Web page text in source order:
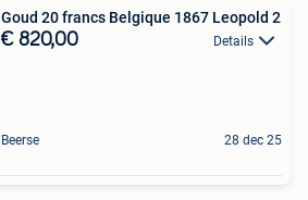
Goud 20 francs Belgique 1867 Leopold 2
€ 820,00 Details
Beerse 28 dec 25